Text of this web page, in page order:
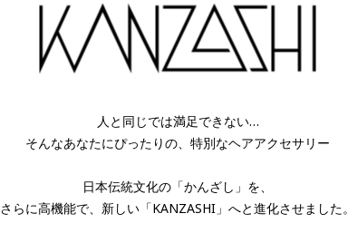
人と同じでは満足できない…
そんなあなたにぴったりの、特別なヘアアクセサリー
日本伝統文化の「かんざし」を、
さらに高機能で、新しい「KANZASHI」へと進化させました。